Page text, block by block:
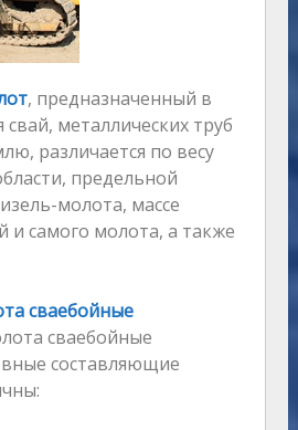
, предназначенный в
свай, металлических труб
различается по весу
предельной
молота, массе
и самого молота, а также
сваебойные
сваебойные
составляющие